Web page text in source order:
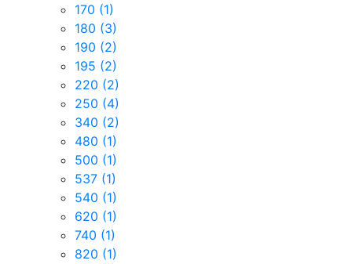
170 (1)
180 (3)
190 (2)
195 (2)
220 (2)
250 (4)
340 (2)
480 (1)
500 (1)
537 (1)
540 (1)
620 (1)
740 (1)
820 (1)